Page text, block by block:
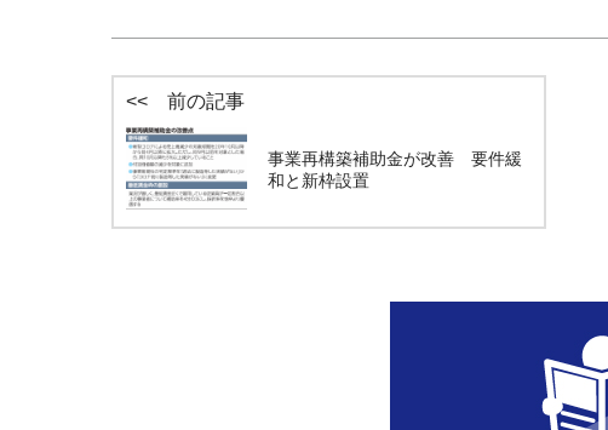
<< 前の記事
事業再構築補助金が改善 要件緩
和と新枠設置